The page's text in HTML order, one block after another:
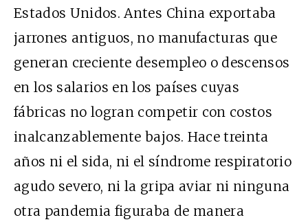
Estados Unidos. Antes China exportaba
jarrones antiguos, no manufacturas que
generan creciente desempleo o descensos
en los salarios en los países cuyas
fábricas no logran competir con costos
inalcanzablemente bajos. Hace treinta
años ni el sida, ni el síndrome respiratorio
agudo severo, ni la gripa aviar ni ninguna
otra pandemia figuraba de manera